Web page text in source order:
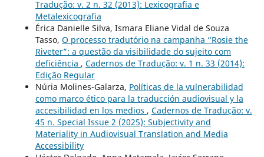
Tradução: v. 2 n. 32 (2013): Lexicografia e
Metalexicografia
Érica Danielle Silva, Ismara Eliane Vidal de Souza
Tasso, O processo tradutório na campanha “Rosie the
Riveter”: a questão da visibilidade do sujeito com
deficiência , Cadernos de Tradução: v. 1 n. 33 (2014):
Edição Regular
Núria Molines-Galarza, Políticas de la vulnerabilidad
como marco ético para la traducción audiovisual y la
accesibilidad en los medios , Cadernos de Tradução: v.
45 n. Special Issue 2 (2025): Subjectivity and
Materiality in Audiovisual Translation and Media
Accessibility